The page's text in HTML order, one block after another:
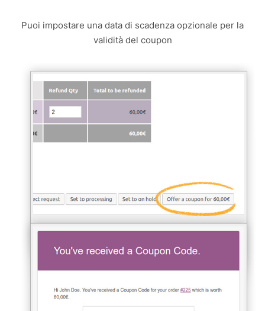
Puoi impostare una data di scadenza opzionale per la
validità del coupon